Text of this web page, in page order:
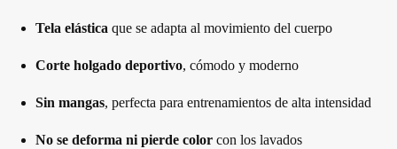
Tela elástica que se adapta al movimiento del cuerpo
Corte holgado deportivo, cómodo y moderno
Sin mangas, perfecta para entrenamientos de alta intensidad
No se deforma ni pierde color con los lavados